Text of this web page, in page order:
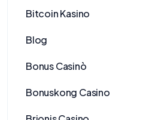
Bitcoin Kasino
Blog
Bonus Casinò
Bonuskong Casino